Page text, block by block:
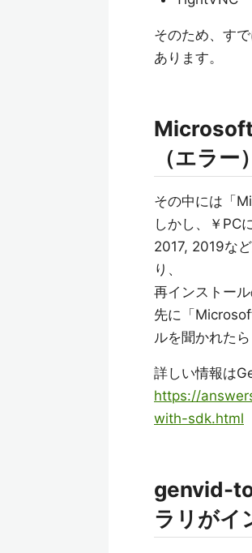
そのため、す
あります。
（エラー）
その中には「
しかし、￥PC
2017, 2019な
り、
再インストー
先に「
ルを聞かれた
詳しい情報は
https://
with-sdk.html
genvid-
ラリがイ